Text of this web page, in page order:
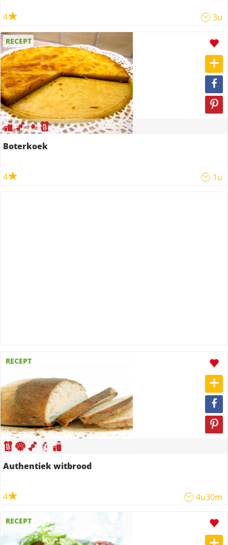
4 3u
RECEPT
Boterkoek
4 1u
RECEPT
Authentiek witbrood
4 4u30m
RECEPT